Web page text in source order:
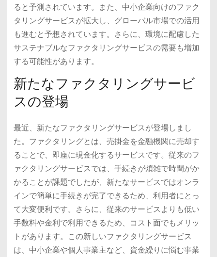
ると予測されています。また、中小企業向けのファク
タリングサービスが拡大し、グローバル市場での活用
も進むと予想されています。さらに、環境に配慮した
サステナブルなファクタリングサービスの需要も増加
する可能性があります。
新たなファクタリングサービ
スの登場
最近、新たなファクタリングサービスが登場しまし
た。ファクタリングとは、売掛金を金融機関に売却す
ることで、即座に現金化するサービスです。従来のフ
ァクタリングサービスでは、手続きが煩雑で時間がか
かることが課題でしたが、新たなサービスではオンラ
インで簡単に手続きが完了できるため、利用者にとっ
て大変便利です。さらに、従来のサービスよりも低い
手数料や金利で利用できるため、コスト面でもメリッ
トがあります。この新しいファクタリングサービス
は、中小企業や個人事業主など、資金繰りに悩む事業